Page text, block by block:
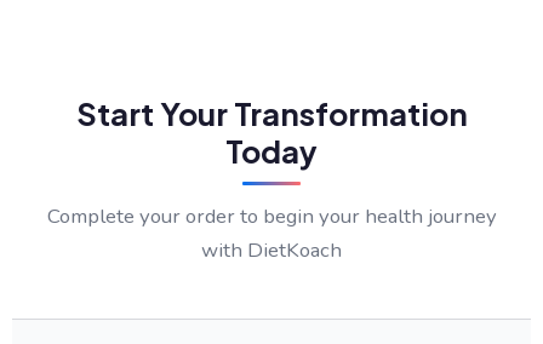
Start Your Transformation
Today
Complete your order to begin your health journey
with DietKoach